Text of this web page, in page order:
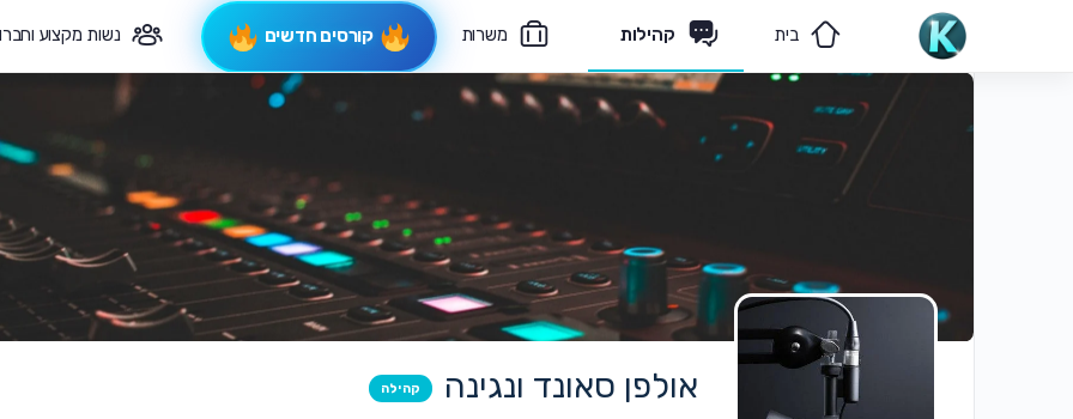
בית קהילות משרות קורסים חדשים נשות מקצוע
הצוות שלנו פיקוח תורני צרי קשר
אולפן סאונד ונגינה קהילה